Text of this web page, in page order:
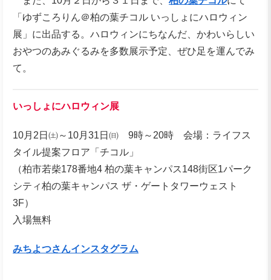
「ゆずころりん＠柏の葉チコル いっしょにハロウィン
展」に出品する。ハロウィンにちなんだ、かわいらしい
おやつのあみぐるみを多数展示予定、ぜひ足を運んでみ
て。
いっしょにハロウィン展
10月2日㈯～10月31日㈰ 9時～20時 会場：ライフス
タイル提案フロア「チコル」
（柏市若柴178番地4 柏の葉キャンパス148街区1パーク
シティ柏の葉キャンパス ザ・ゲートタワーウェスト
3F）
入場無料
みちよつさんインスタグラム